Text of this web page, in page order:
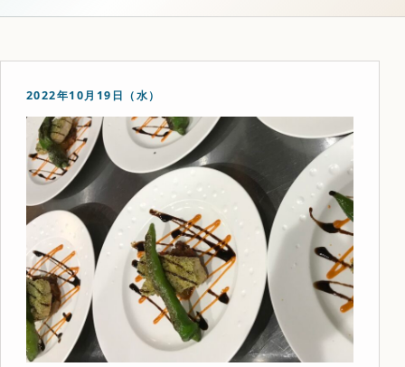
2022年10月19日（水）